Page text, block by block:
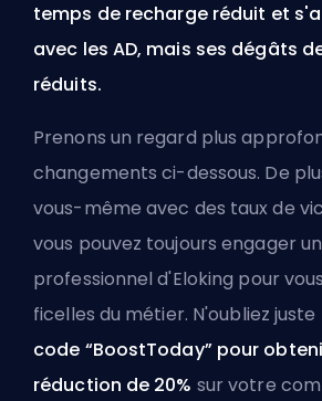
temps de recharge réduit et
avec les AD, mais ses dégâts
réduits.
Prenons un regard plus
changements ci-dessous. De
vous-même avec des taux de
vous pouvez toujours engager
professionnel d'Eloking pour
ficelles du métier. N'oubliez
code “BoostToday” pour
réduction de 20% sur votre